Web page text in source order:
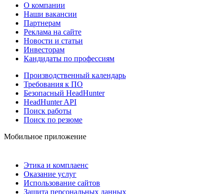
О компании
Наши вакансии
Партнерам
Реклама на сайте
Новости и статьи
Инвесторам
Кандидаты по профессиям
Производственный календарь
Требования к ПО
Безопасный HeadHunter
HeadHunter API
Поиск работы
Поиск по резюме
Мобильное приложение
Этика и комплаенс
Оказание услуг
Использование сайтов
Защита персональных данных